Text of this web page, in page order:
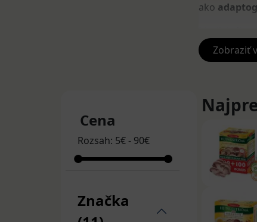
ako
psychické
Reishi,
V
kvalitného
Reishi v
znižuje
Zobraziť
Cena
Rozsah: 5€- 90€
Značka